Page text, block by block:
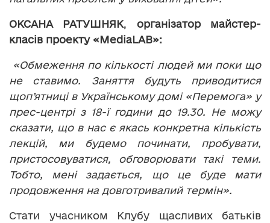
ОКСАНА РАТУШНЯК, організатор майстер-
класів проекту «MediaLAB»:
«Обмеження по кількості людей ми поки що
не ставимо. Заняття будуть приводитися
щоп’ятниці в Українському домі «Перемога» у
прес-центрі з 18-ї години до 19.30. Не можу
сказати, що в нас є якась конкретна кількість
лекцій, ми будемо починати, пробувати,
пристосовуватися, обговорювати такі теми.
Тобто, мені задається, що це буде мати
продовження на довготривалий термін».
Стати учасником Клубу щасливих батьків